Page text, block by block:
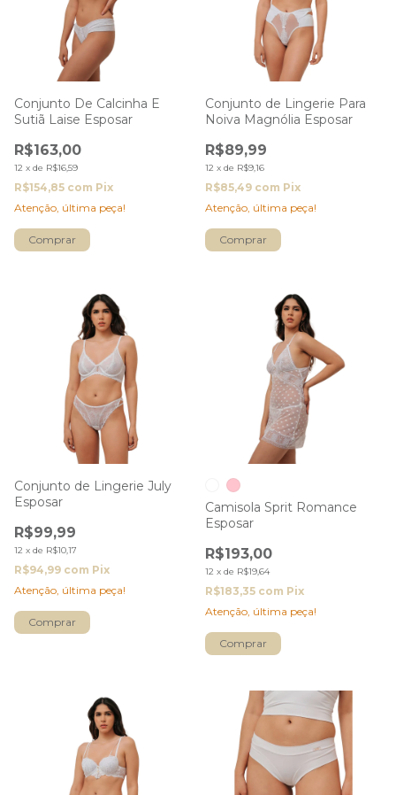
Conjunto De Calcinha E
Sutiã Laise Esposar
R$163,00
12 x de R$16,59
R$154,85 com Pix
Atenção, última peça!
Comprar
Conjunto de Lingerie Para
Noiva Magnólia Esposar
R$89,99
12 x de R$9,16
R$85,49 com Pix
Atenção, última peça!
Comprar
Conjunto de Lingerie July
Esposar
R$99,99
12 x de R$10,17
R$94,99 com Pix
Atenção, última peça!
Comprar
Camisola Sprit Romance
Esposar
R$193,00
12 x de R$19,64
R$183,35 com Pix
Atenção, última peça!
Comprar